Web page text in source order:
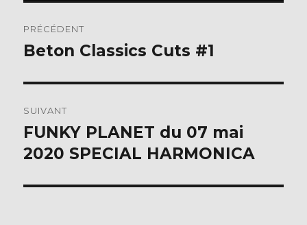
de
PRÉCÉDENT
Publication
Beton Classics Cuts #1
SUIVANT
Publication
suivante :
FUNKY PLANET du 07 mai
2020 SPECIAL HARMONICA